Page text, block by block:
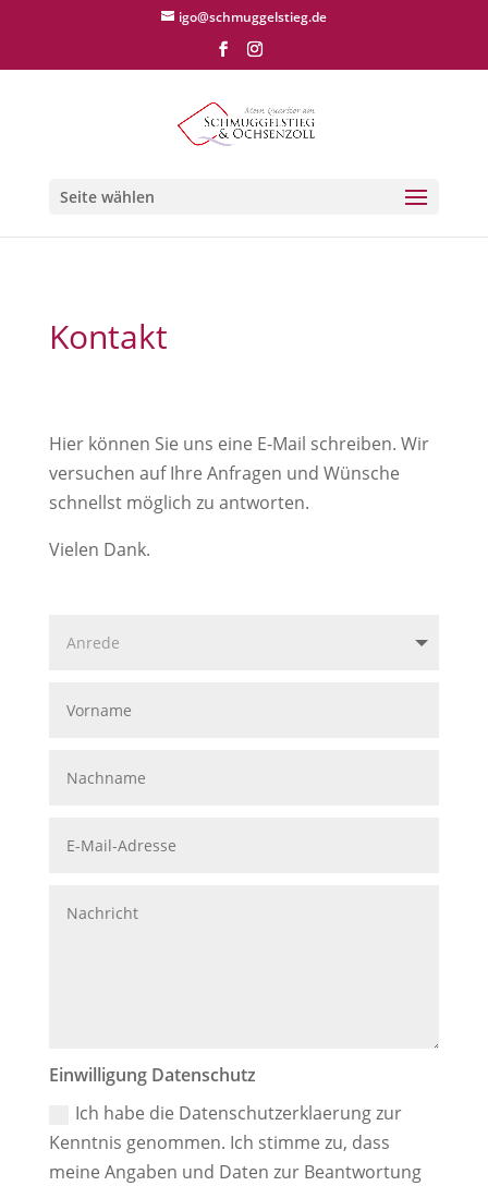
igo@schmuggelstieg.de
Seite wählen
Kontakt
Hier können Sie uns eine E-Mail schreiben. Wir
versuchen auf Ihre Anfragen und Wünsche
schnellst möglich zu antworten.
Vielen Dank.
Einwilligung Datenschutz
Ich habe die Datenschutzerklaerung zur
Kenntnis genommen. Ich stimme zu, dass
meine Angaben und Daten zur Beantwortung